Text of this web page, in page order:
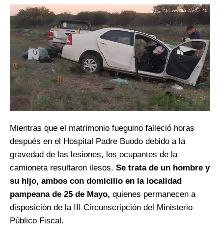
Mientras que el matrimonio fueguino falleció horas
después en el Hospital Padre Buodo debido a la
gravedad de las lesiones, los ocupantes de la
camioneta resultaron ilesos. Se trata de un hombre y
su hijo, ambos con domicilio en la localidad
pampeana de 25 de Mayo, quienes permanecen a
disposición de la III Circunscripción del Ministerio
Público Fiscal.